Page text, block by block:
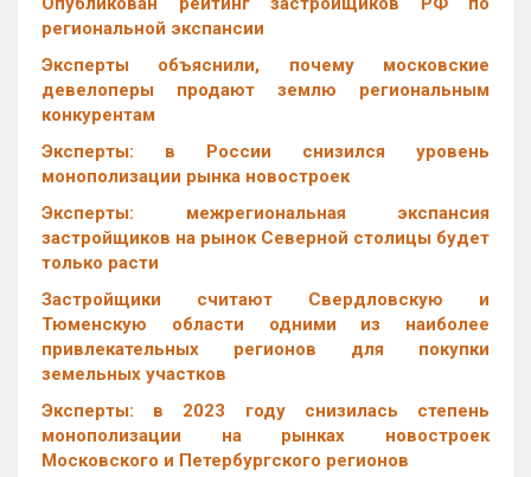
региональной экспансии
Эксперты объяснили, почему московские
девелоперы продают землю региональным
конкурентам
Эксперты: в России снизился уровень
монополизации рынка новостроек
Эксперты: межрегиональная экспансия
застройщиков на рынок Северной столицы будет
только расти
Застройщики считают Свердловскую и
Тюменскую области одними из наиболее
привлекательных регионов для покупки
земельных участков
Эксперты: в 2023 году снизилась степень
монополизации на рынках новостроек
Московского и Петербургского регионов